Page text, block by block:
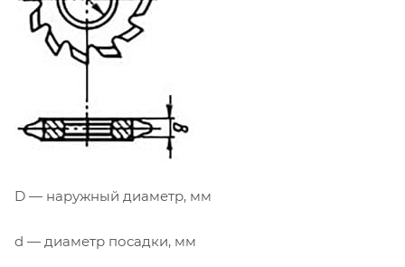
D — наружный диаметр, мм
d — диаметр посадки, мм